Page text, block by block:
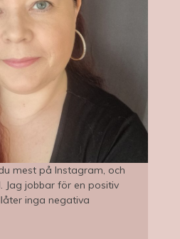
mest på Instagram, och
Jag jobbar för en positiv
inga negativa